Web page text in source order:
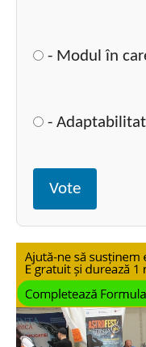
- Modul în
-
Vote